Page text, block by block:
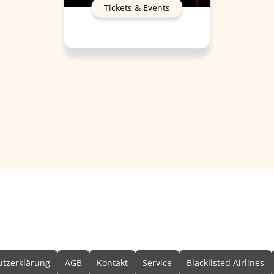
Tickets & Events
AGB Kontakt Service Blacklisted Airlines